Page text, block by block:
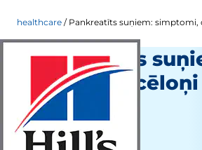
healthcare Pankreatīts suņiem: simptomi,
Pankreatīts
simptomi,
ārstēšana
Veselības aprūpe
Dr. Laci Schaible